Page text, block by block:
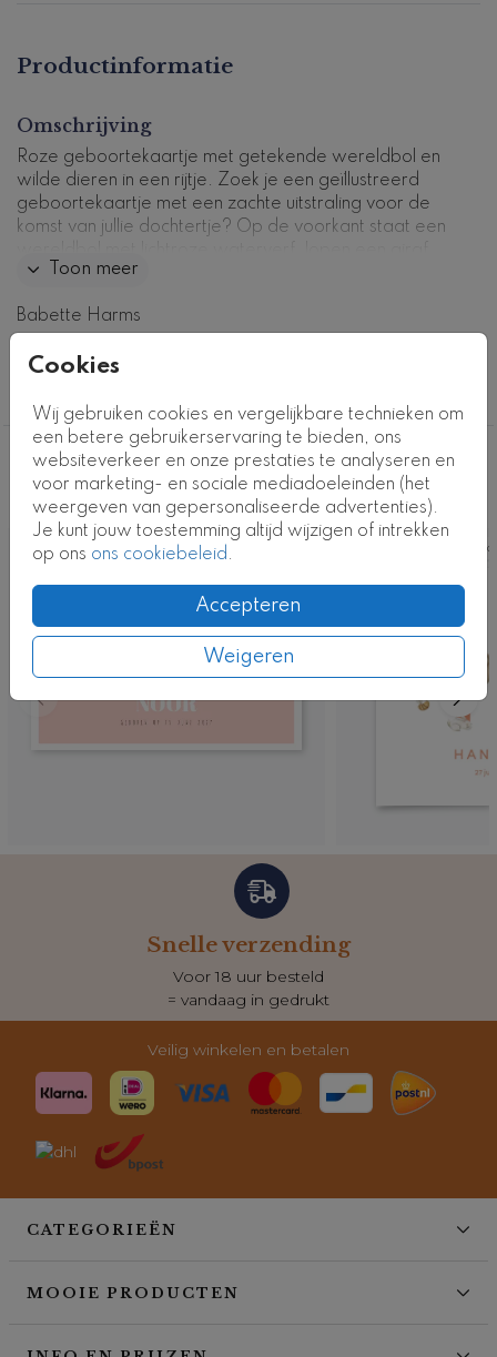
Cookies
Wij gebruiken cookies en vergelijkbare technieken om
een betere gebruikerservaring te bieden, ons
websiteverkeer en onze prestaties te analyseren en
voor marketing- en sociale mediadoeleinden (het
weergeven van gepersonaliseerde advertenties).
Je kunt jouw toestemming altijd wijzigen of intrekken
op ons ons cookiebeleid.
Accepteren
Weigeren
Productinformatie
Omschrijving
Roze geboortekaartje met getekende wereldbol en
wilde dieren in een rijtje. Zoek je een geïllustreerd
geboortekaartje met een zachte uitstraling voor de
komst van jullie dochtertje? Op de voorkant staat een
olifant en tijger achter elkaar. Pas de kaart eenvoduig
Toon meer
Babette Harms
Collectie
Deze ontwerpen vind je misschien ook
leuk
Kaart
Snelle verzending
Voor 18 uur besteld
= vandaag in gedrukt
Veilig winkelen en betalen
CATEGORIEËN
MOOIE PRODUCTEN